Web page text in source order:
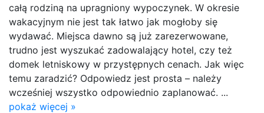
całą rodziną na upragniony wypoczynek. W okresie
wakacyjnym nie jest tak łatwo jak mogłoby się
wydawać. Miejsca dawno są już zarezerwowane,
trudno jest wyszukać zadowalający hotel, czy też
domek letniskowy w przystępnych cenach. Jak więc
temu zaradzić? Odpowiedz jest prosta – należy
wcześniej wszystko odpowiednio zaplanować. ...
pokaż więcej »